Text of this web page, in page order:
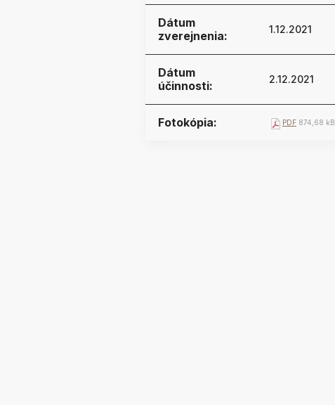
Dátum
zverejnenia:
1.12.2021
Dátum
účinnosti:
2.12.2021
Fotokópia: PDF 874,68 kB